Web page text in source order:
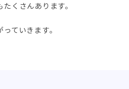
くさんあります。
ていきます。